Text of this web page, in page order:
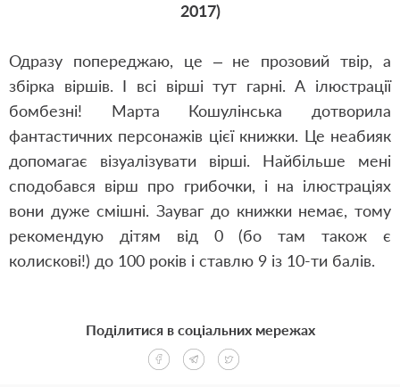
2017)
Одразу попереджаю, це – не прозовий твір, а
збірка віршів. І всі вірші тут гарні. А ілюстрації
бомбезні! Марта Кошулінська дотворила
фантастичних персонажів цієї книжки. Це неабияк
допомагає візуалізувати вірші. Найбільше мені
сподобався вірш про грибочки, і на ілюстраціях
вони дуже смішні. Зауваг до книжки немає, тому
рекомендую дітям від 0 (бо там також є
колискові!) до 100 років і ставлю 9 із 10-ти балів.
Поділитися в соціальних мережах